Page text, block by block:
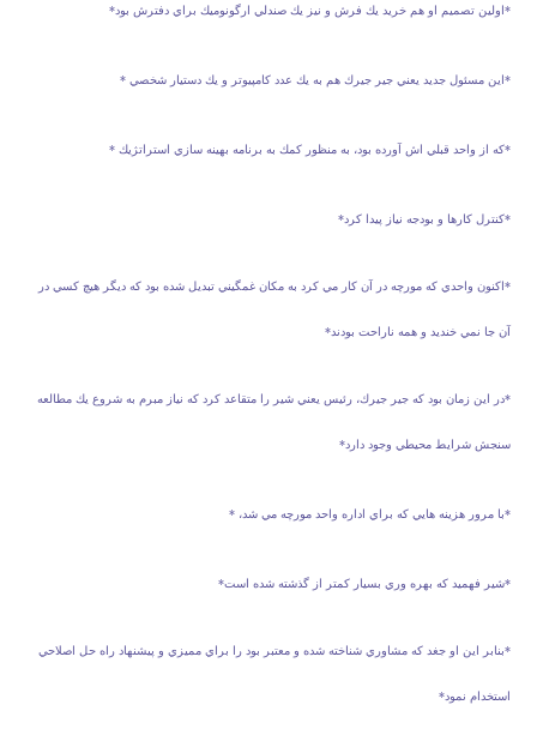
*اولين تصميم او هم خريد يك فرش و نيز يك صندلي ارگونوميك براي دفترش بود*
*اين مسئول جديد يعني جير جيرك هم به يك عدد كامپيوتر و يك دستيار شخصي *
*كه از واحد قبلي اش آورده بود، به منظور كمك به برنامه بهينه سازي استراتژيك *
*كنترل كارها و بودجه نياز پيدا كرد*
*اكنون واحدي كه مورچه در آن كار مي كرد به مكان غمگيني تبديل شده بود كه ديگر هيچ كسي در
آن جا نمي خنديد و همه ناراحت بودند*
*در اين زمان بود كه جير جيرك، رئيس يعني شير را متقاعد كرد كه نياز مبرم به شروع يك مطالعه
سنجش شرايط محيطي وجود دارد*
*با مرور هزينه هايي كه براي اداره واحد مورچه مي شد، *
*شير فهميد كه بهره وري بسيار كمتر از گذشته شده است*
*بنابر اين او جغد كه مشاوري شناخته شده و معتبر بود را براي مميزي و پيشنهاد راه حل اصلاحي
استخدام نمود*